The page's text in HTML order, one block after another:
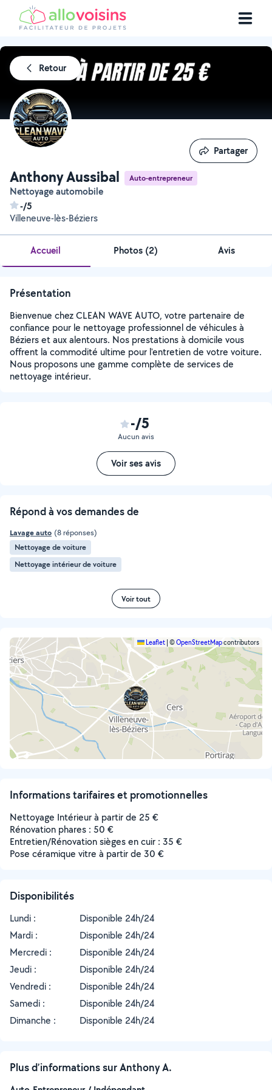
Retour
Anthony Aussibal Auto-entrepreneur
Nettoyage automobile
-/5
Villeneuve-lès-Béziers
Partager
Partager
Accueil Photos (2) Avis
Présentation
Bienvenue chez CLEAN WAVE AUTO, votre partenaire de
confiance pour le nettoyage professionnel de véhicules à
Béziers et aux alentours. Nos prestations à domicile vous
offrent la commodité ultime pour l'entretien de votre voiture.
Nous proposons une gamme complète de services de
nettoyage intérieur.
-/5
Aucun avis
Voir ses avis
Répond à vos demandes de
Lavage auto (8 réponses)
Nettoyage de voiture
Nettoyage intérieur de voiture
Voir tout
Leaflet ©OpenStreetMapcontributors
Informations tarifaires et promotionnelles
Nettoyage Intérieur à partir de 25 €
Rénovation phares : 50 €
Entretien/Rénovation sièges en cuir : 35 €
Pose céramique vitre à partir de 30 €
Disponibilités
Lundi :
Disponible 24h/24
Mardi :
Disponible 24h/24
Mercredi :
Disponible 24h/24
Jeudi :
Disponible 24h/24
Vendredi :
Disponible 24h/24
Samedi :
Disponible 24h/24
Dimanche :
Disponible 24h/24
Plus d’informations sur Anthony A.